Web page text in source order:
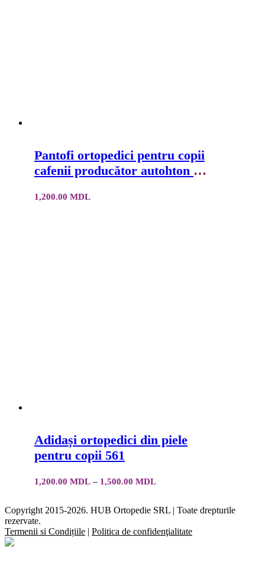
Pantofi ortopedici pentru copii
cafenii producător autohton la
1,200.00 MDL
Adidași ortopedici din piele
pentru copii 561
1,200.00 MDL – 1,500.00 MDLInterval
1,200.00 MDL
la
Copyright 2015-2026. HUB Ortopedie SRL | Toate drepturile
rezervate.
Termenii si Condițiile | Politica de confidenţialitate
Facebook
YouTube
Instagram
E-
Close